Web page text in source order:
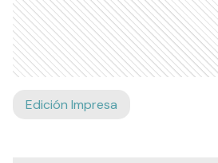
Edición Impresa